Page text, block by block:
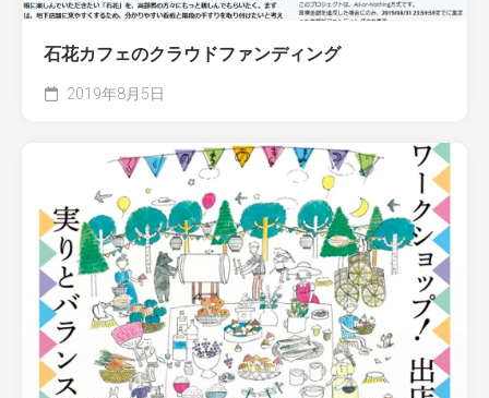
石花カフェのクラウドファンディング
2019年8月5日